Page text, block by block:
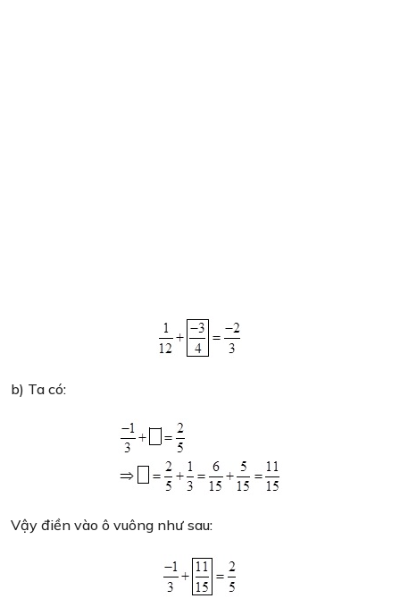
b) Ta có:
Vậy điền vào ô vuông như sau: